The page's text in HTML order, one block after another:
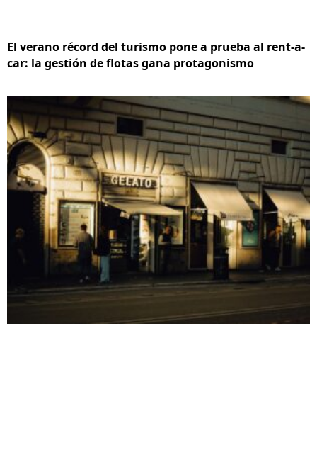
El verano récord del turismo pone a prueba al rent-a-
car: la gestión de flotas gana protagonismo